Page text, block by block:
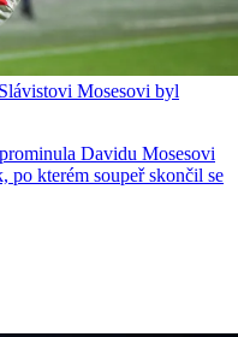
Mosesovi byl
Davidu Mosesovi
po kterém soupeř skončil se